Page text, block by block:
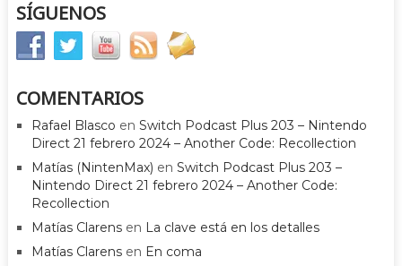
SÍGUENOS
COMENTARIOS
Rafael Blasco en Switch Podcast Plus 203 – Nintendo
Direct 21 febrero 2024 – Another Code: Recollection
Matías (NintenMax) en Switch Podcast Plus 203 –
Nintendo Direct 21 febrero 2024 – Another Code:
Recollection
Matías Clarensen La clave está en los detalles
Matías Clarensen En coma